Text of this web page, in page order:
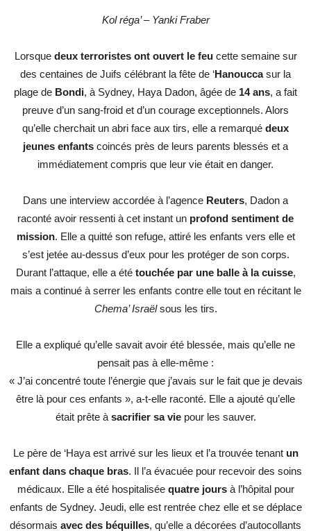
Kol réga’ – Yanki Fraber
Lorsque deux terroristes ont ouvert le feucette semaine sur
des centaines de Juifs célébrant la fête de ‘Hanouccasur la
plage de Bondi, à Sydney, Haya Dadon, âgée de 14 ans, a fait
preuve d’un sang-froid et d’un courage exceptionnels. Alors
qu’elle cherchait un abri face aux tirs, elle a remarqué deux
jeunes enfants coincés près de leurs parents blessés et a
immédiatement compris que leur vie était en danger.
Dans une interview accordée à l’agence Reuters, Dadon a
raconté avoir ressenti à cet instant un profond sentiment de
mission. Elle a quitté son refuge, attiré les enfants vers elle et
s’est jetée au-dessus d’eux pour les protéger de son corps.
Durant l’attaque, elle a été touchée par une balle à la cuisse,
mais a continué à serrer les enfants contre elle tout en récitant le
Chema’ Israëlsous les tirs.
Elle a expliqué qu’elle savait avoir été blessée, mais qu’elle ne
pensait pas à elle-même :
« J’ai concentré toute l’énergie que j’avais sur le fait que je devais
être là pour ces enfants », a-t-elle raconté. Elle a ajouté qu’elle
était prête à sacrifier sa viepour les sauver.
Le père de ‘Haya est arrivé sur les lieux et l’a trouvée tenant un
enfant dans chaque bras. Il l’a évacuée pour recevoir des soins
médicaux. Elle a été hospitalisée quatre joursà l’hôpital pour
enfants de Sydney. Jeudi, elle est rentrée chez elle et se déplace
désormais avec des béquilles, qu’elle a décorées d’autocollants